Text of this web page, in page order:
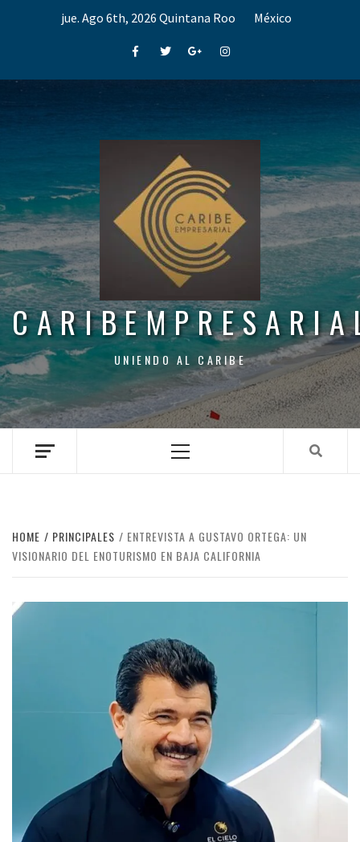
jue. Ago 6th, 2026 Quintana Roo México
FacebookTwitterGoogle+Instagram
UNIENDO AL CARIBE
Menu
HOME PRINCIPALES
ENTREVISTA A GUSTAVO ORTEGA: UN
VISIONARIO DEL ENOTURISMO EN BAJA CALIFORNIA